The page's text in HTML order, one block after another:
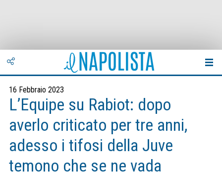
16 Febbraio 2023
L’Equipe su Rabiot: dopo
averlo criticato per tre anni,
adesso i tifosi della Juve
temono che se ne vada